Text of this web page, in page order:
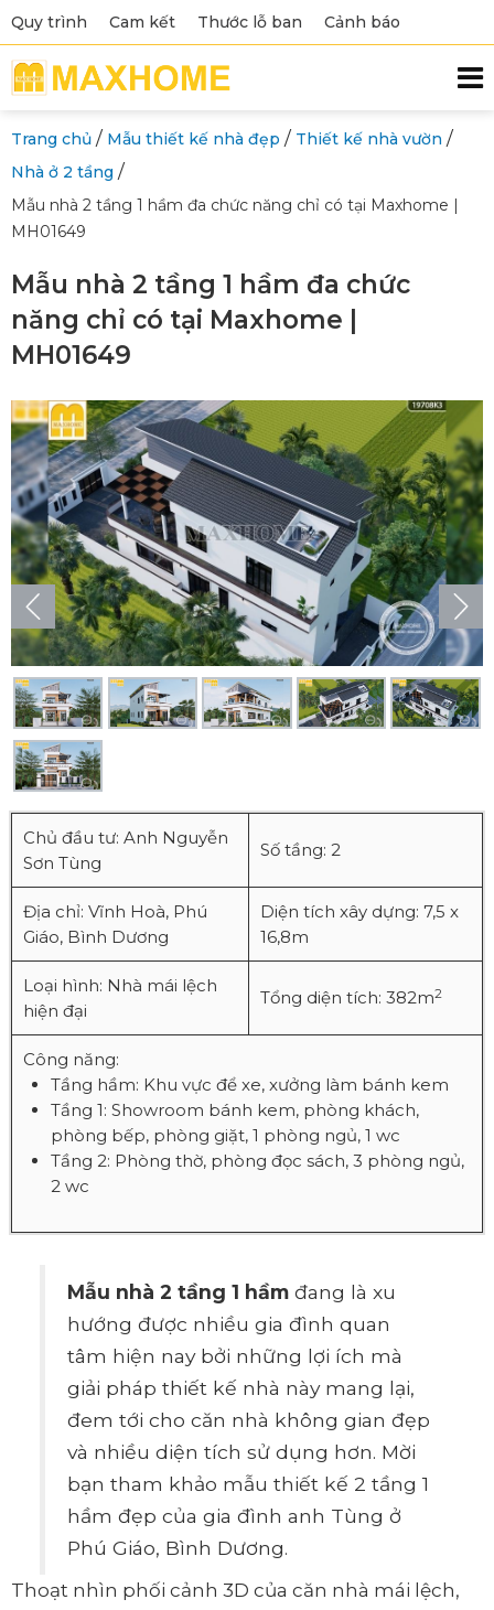
Quy trình Cam kết Thước lỗ ban Cảnh báo
Trang chủ / Mẫu thiết kế nhà đẹp / Thiết kế nhà vườn /
Nhà ở 2 tầng /
Mẫu nhà 2 tầng 1 hầm đa chức năng chỉ có tại Maxhome |
MH01649
Mẫu nhà 2 tầng 1 hầm đa chức
năng chỉ có tại Maxhome |
MH01649
Chủ đầu tư: Anh Nguyễn
Sơn Tùng
Số tầng: 2
Địa chỉ: Vĩnh Hoà, Phú
Giáo, Bình Dương
Diện tích xây dựng: 7,5 x
16,8m
Loại hình: Nhà mái lệch
hiện đại
Tổng diện tích: 382m2
Công năng:
Tầng hầm: Khu vực để xe, xưởng làm bánh kem
Tầng 1: Showroom bánh kem, phòng khách,
phòng bếp, phòng giặt, 1 phòng ngủ, 1 wc
Tầng 2: Phòng thờ, phòng đọc sách, 3 phòng ngủ,
2 wc
Mẫu nhà 2 tầng 1 hầm đang là xu
hướng được nhiều gia đình quan
tâm hiện nay bởi những lợi ích mà
giải pháp thiết kế nhà này mang lại,
đem tới cho căn nhà không gian đẹp
và nhiều diện tích sử dụng hơn. Mời
bạn tham khảo mẫu thiết kế 2 tầng 1
hầm đẹp của gia đình anh Tùng ở
Phú Giáo, Bình Dương.
Thoạt nhìn phối cảnh 3D của căn nhà mái lệch,